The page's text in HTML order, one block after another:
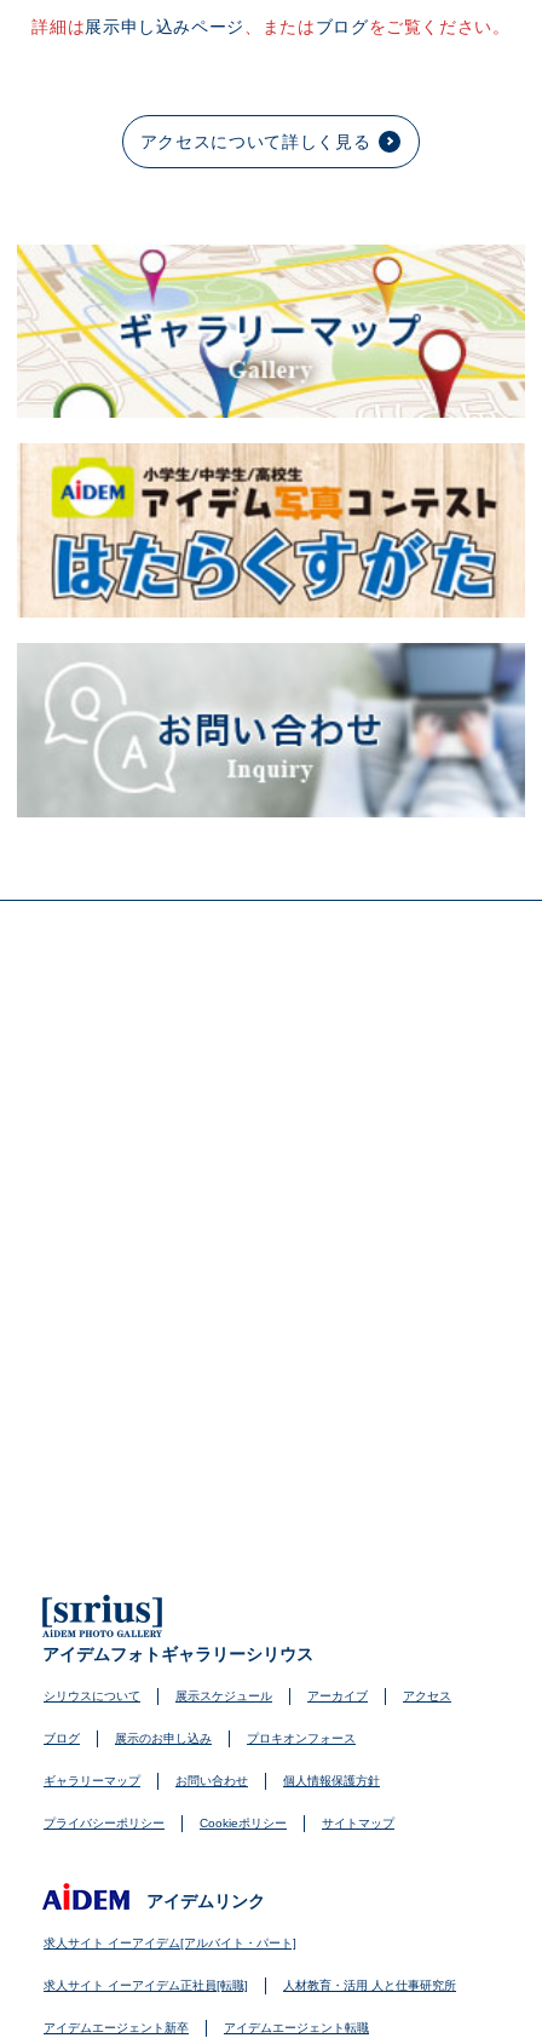
詳細は展示申し込みページ 、またはブログをご覧ください。
アクセスについて詳しく見る
アイデムフォトギャラリーシリウス
シリウスについて 展示スケジュール アーカイブ アクセス
ブログ 展示のお申し込み プロキオンフォース
ギャラリーマップ お問い合わせ 個人情報保護方針
プライバシーポリシー Cookieポリシー サイトマップ
アイデムリンク
求人サイト イーアイデム[アルバイト・パート]
求人サイト イーアイデム正社員[転職] 人材教育・活用 人と仕事研究所
アイデムエージェント新卒 アイデムエージェント転職